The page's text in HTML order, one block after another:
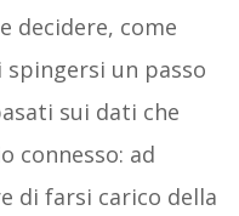
decidere, come
un passo
sui dati che
connesso: ad
di farsi carico della